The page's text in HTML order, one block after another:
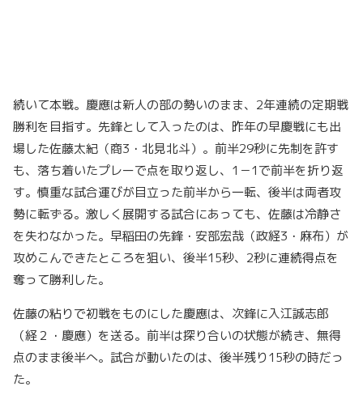
続いて本戦。慶應は新人の部の勢いのまま、2年連続の定期戦
勝利を目指す。先鋒として入ったのは、昨年の早慶戦にも出
場した佐藤太紀（商3・北見北斗）。前半29秒に先制を許す
も、落ち着いたプレーで点を取り返し、1－1で前半を折り返
す。慎重な試合運びが目立った前半から一転、後半は両者攻
勢に転ずる。激しく展開する試合にあっても、佐藤は冷静さ
を失わなかった。早稲田の先鋒・安部宏哉（政経3・麻布）が
攻めこんできたところを狙い、後半15秒、2秒に連続得点を
奪って勝利した。
佐藤の粘りで初戦をものにした慶應は、次鋒に入江誠志郎
（経２・慶應）を送る。前半は探り合いの状態が続き、無得
点のまま後半へ。試合が動いたのは、後半残り15秒の時だっ
た。